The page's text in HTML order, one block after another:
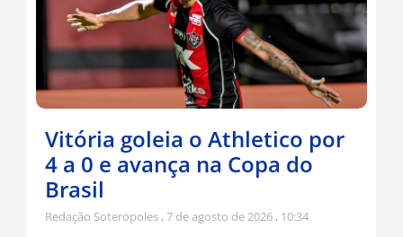
Vitória goleia o Athletico por
4 a 0 e avança na Copa do
Brasil
Redação Soteropoles 7 de agosto de 2026 10:34